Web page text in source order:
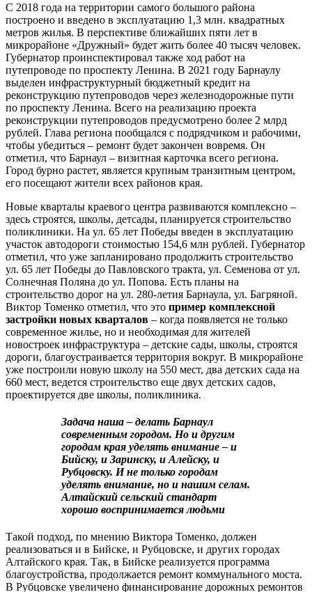
С 2018 года на территории самого большого района
построено и введено в эксплуатацию 1,3 млн. квадратных
метров жилья. В перспективе ближайших пяти лет в
микрорайоне «Дружный» будет жить более 40 тысяч человек.
Губернатор проинспектировал также ход работ на
путепроводе по проспекту Ленина. В 2021 году Барнаулу
выделен инфраструктурный бюджетный кредит на
реконструкцию путепроводов через железнодорожные пути
по проспекту Ленина. Всего на реализацию проекта
реконструкции путепроводов предусмотрено более 2 млрд
рублей. Глава региона пообщался с подрядчиком и рабочими,
чтобы убедиться – ремонт будет закончен вовремя. Он
отметил, что Барнаул – визитная карточка всего региона.
Город бурно растет, является крупным транзитным центром,
его посещают жители всех районов края.
Новые кварталы краевого центра развиваются комплексно –
здесь строятся, школы, детсады, планируется строительство
поликлиники. На ул. 65 лет Победы введен в эксплуатацию
участок автодороги стоимостью 154,6 млн рублей. Губернатор
отметил, что уже запланировано продолжить строительство
ул. 65 лет Победы до Павловского тракта, ул. Семенова от ул.
Солнечная Поляна до ул. Попова. Есть планы на
строительство дорог на ул. 280-летия Барнаула, ул. Багряной.
Виктор Томенко отметил, что это пример комплексной
застройки новых кварталов – когда появляется не только
современное жилье, но и необходимая для жителей
новостроек инфраструктура – детские сады, школы, строятся
дороги, благоустраивается территория вокруг. В микрорайоне
уже построили новую школу на 550 мест, два детских сада на
660 мест, ведется строительство еще двух детских садов,
проектируется две школы, поликлиника.
Задача наша – делать Барнаул
современным городом. Но и другим
городам края уделять внимание – и
Бийску, и Заринску, и Алейску, и
Рубцовску. И не только городам
уделять внимание, но и нашим селам.
Алтайский сельский стандарт
хорошо воспринимается людьми
Такой подход, по мнению Виктора Томенко, должен
реализоваться и в Бийске, и Рубцовске, и других городах
Алтайского края. Так, в Бийске реализуется программа
благоустройства, продолжается ремонт коммунального моста.
В Рубцовске увеличено финансирование дорожных ремонтов